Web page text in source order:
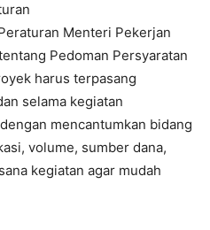
Menteri Pekerjan
Pedoman Persyaratan
harus terpasang
selama kegiatan
mencantumkan bidang
volume, sumber dana,
kegiatan agar mudah